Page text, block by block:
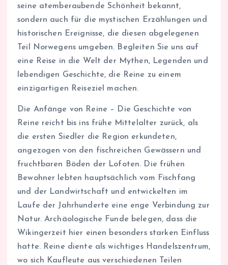
seine atemberaubende Schönheit bekannt,
sondern auch für die mystischen Erzählungen und
historischen Ereignisse, die diesen abgelegenen
Teil Norwegens umgeben. Begleiten Sie uns auf
eine Reise in die Welt der Mythen, Legenden und
lebendigen Geschichte, die Reine zu einem
einzigartigen Reiseziel machen.
Die Anfänge von Reine – Die Geschichte von
Reine reicht bis ins frühe Mittelalter zurück, als
die ersten Siedler die Region erkundeten,
angezogen von den fischreichen Gewässern und
fruchtbaren Böden der Lofoten. Die frühen
Bewohner lebten hauptsächlich vom Fischfang
und der Landwirtschaft und entwickelten im
Laufe der Jahrhunderte eine enge Verbindung zur
Natur. Archäologische Funde belegen, dass die
Wikingerzeit hier einen besonders starken Einfluss
hatte. Reine diente als wichtiges Handelszentrum,
wo sich Kaufleute aus verschiedenen Teilen